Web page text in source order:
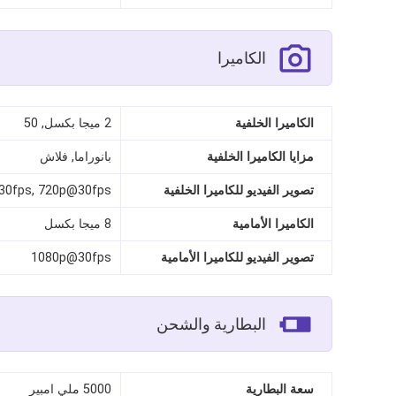
الكاميرا
الكاميرا الخلفية 2 ميجا بكسل, 50
مزايا الكاميرا الخلفية بانوراما, فلاش
تصوير الفيديو للكاميرا الخلفية 720p@30fps
الكاميرا الأمامية 8 ميجا بكسل
تصوير الفيديو للكاميرا الأمامية 1080p@30fps
البطارية والشحن
سعة البطارية 5000 ملي امبير